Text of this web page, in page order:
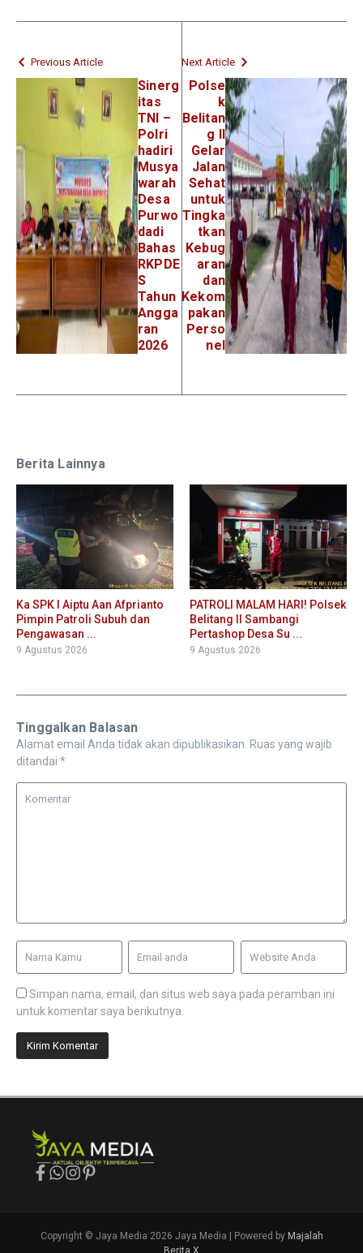
Previous Article
Sinerg
itas
TNI –
Polri
hadiri
Musya
warah
Desa
Purwo
dadi
Bahas
RKPDE
S
Tahun
Angga
ran
2026
Next Article
Polse
k
Belitan
g II
Gelar
Jalan
Sehat
untuk
Tingka
tkan
Kebug
aran
dan
Kekom
pakan
Perso
nel
Berita Lainnya
Ka SPK I Aiptu Aan Afprianto
Pimpin Patroli Subuh dan
Pengawasan ...
9 Agustus 2026
PATROLI MALAM HARI! Polsek
Belitang II Sambangi
Pertashop Desa Su ...
9 Agustus 2026
Tinggalkan Balasan
Alamat email Anda tidak akan dipublikasikan. Ruas yang wajib
ditandai *
Simpan nama, email, dan situs web saya pada peramban ini
untuk komentar saya berikutnya.
Copyright © Jaya Media 2026 Jaya Media | Powered by Majalah